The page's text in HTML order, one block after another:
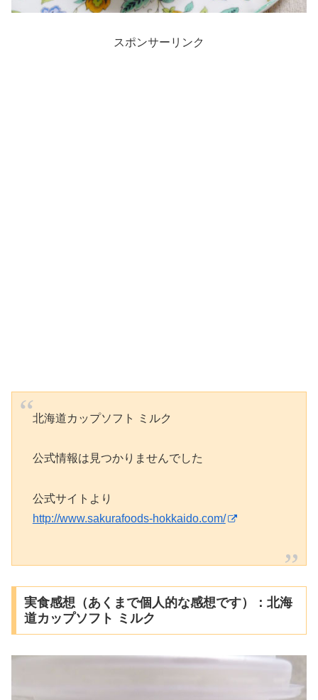
スポンサーリンク
北海道カップソフト ミルク
公式情報は見つかりませんでした
公式サイトより
http://www.sakurafoods-hokkaido.com/
実食感想（あくまで個人的な感想です）：北海
道カップソフト ミルク